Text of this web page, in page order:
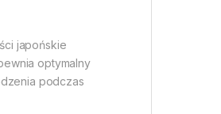
japońskie
optymalny
podczas